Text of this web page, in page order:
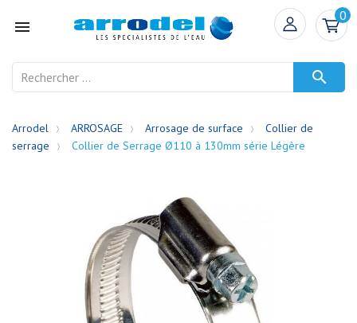

0

Arrodel ARROSAGE Arrosage de surface
Collier de
serrage
Collier de Serrage Ø110 à 130mm série Légère